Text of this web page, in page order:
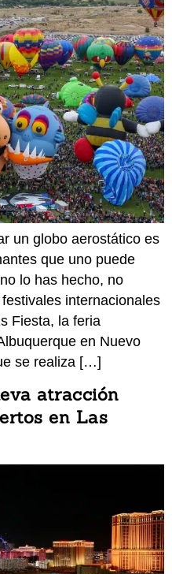
un globo aerostático es
que uno puede
lo has hecho, no
internacionales
Fiesta, la feria
en Nuevo
se realiza […]
atracción
en Las